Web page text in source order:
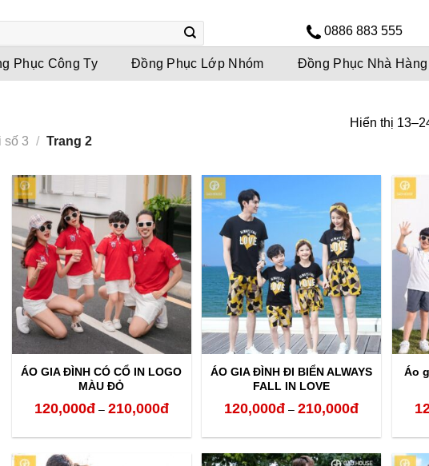
0886 883 555
Phục Công Ty Đồng Phục Lớp Nhóm Đồng Phục Nhà Hàng
số 3 / Trang 2
Hiển thị
ÁO GIA ĐÌNH CÓ CỔ IN LOGO
MÀU ĐỎ
120,000đ – 210,000đKhoảng
ÁO GIA ĐÌNH ĐI BIỂN ALWAYS
FALL IN LOVE
120,000đ – 210,000đKhoảng
từ
Áo